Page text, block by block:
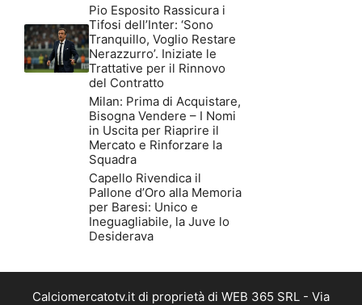
Pio Esposito Rassicura i
Tifosi dell’Inter: ‘Sono
Tranquillo, Voglio Restare
Nerazzurro’. Iniziate le
Trattative per il Rinnovo
del Contratto
Milan: Prima di Acquistare,
Bisogna Vendere – I Nomi
in Uscita per Riaprire il
Mercato e Rinforzare la
Squadra
Capello Rivendica il
Pallone d’Oro alla Memoria
per Baresi: Unico e
Ineguagliabile, la Juve lo
Desiderava
Calciomercatotv.it di proprietà di WEB 365 SRL - Via